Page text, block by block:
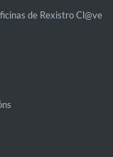
de Rexistro Cl@ve